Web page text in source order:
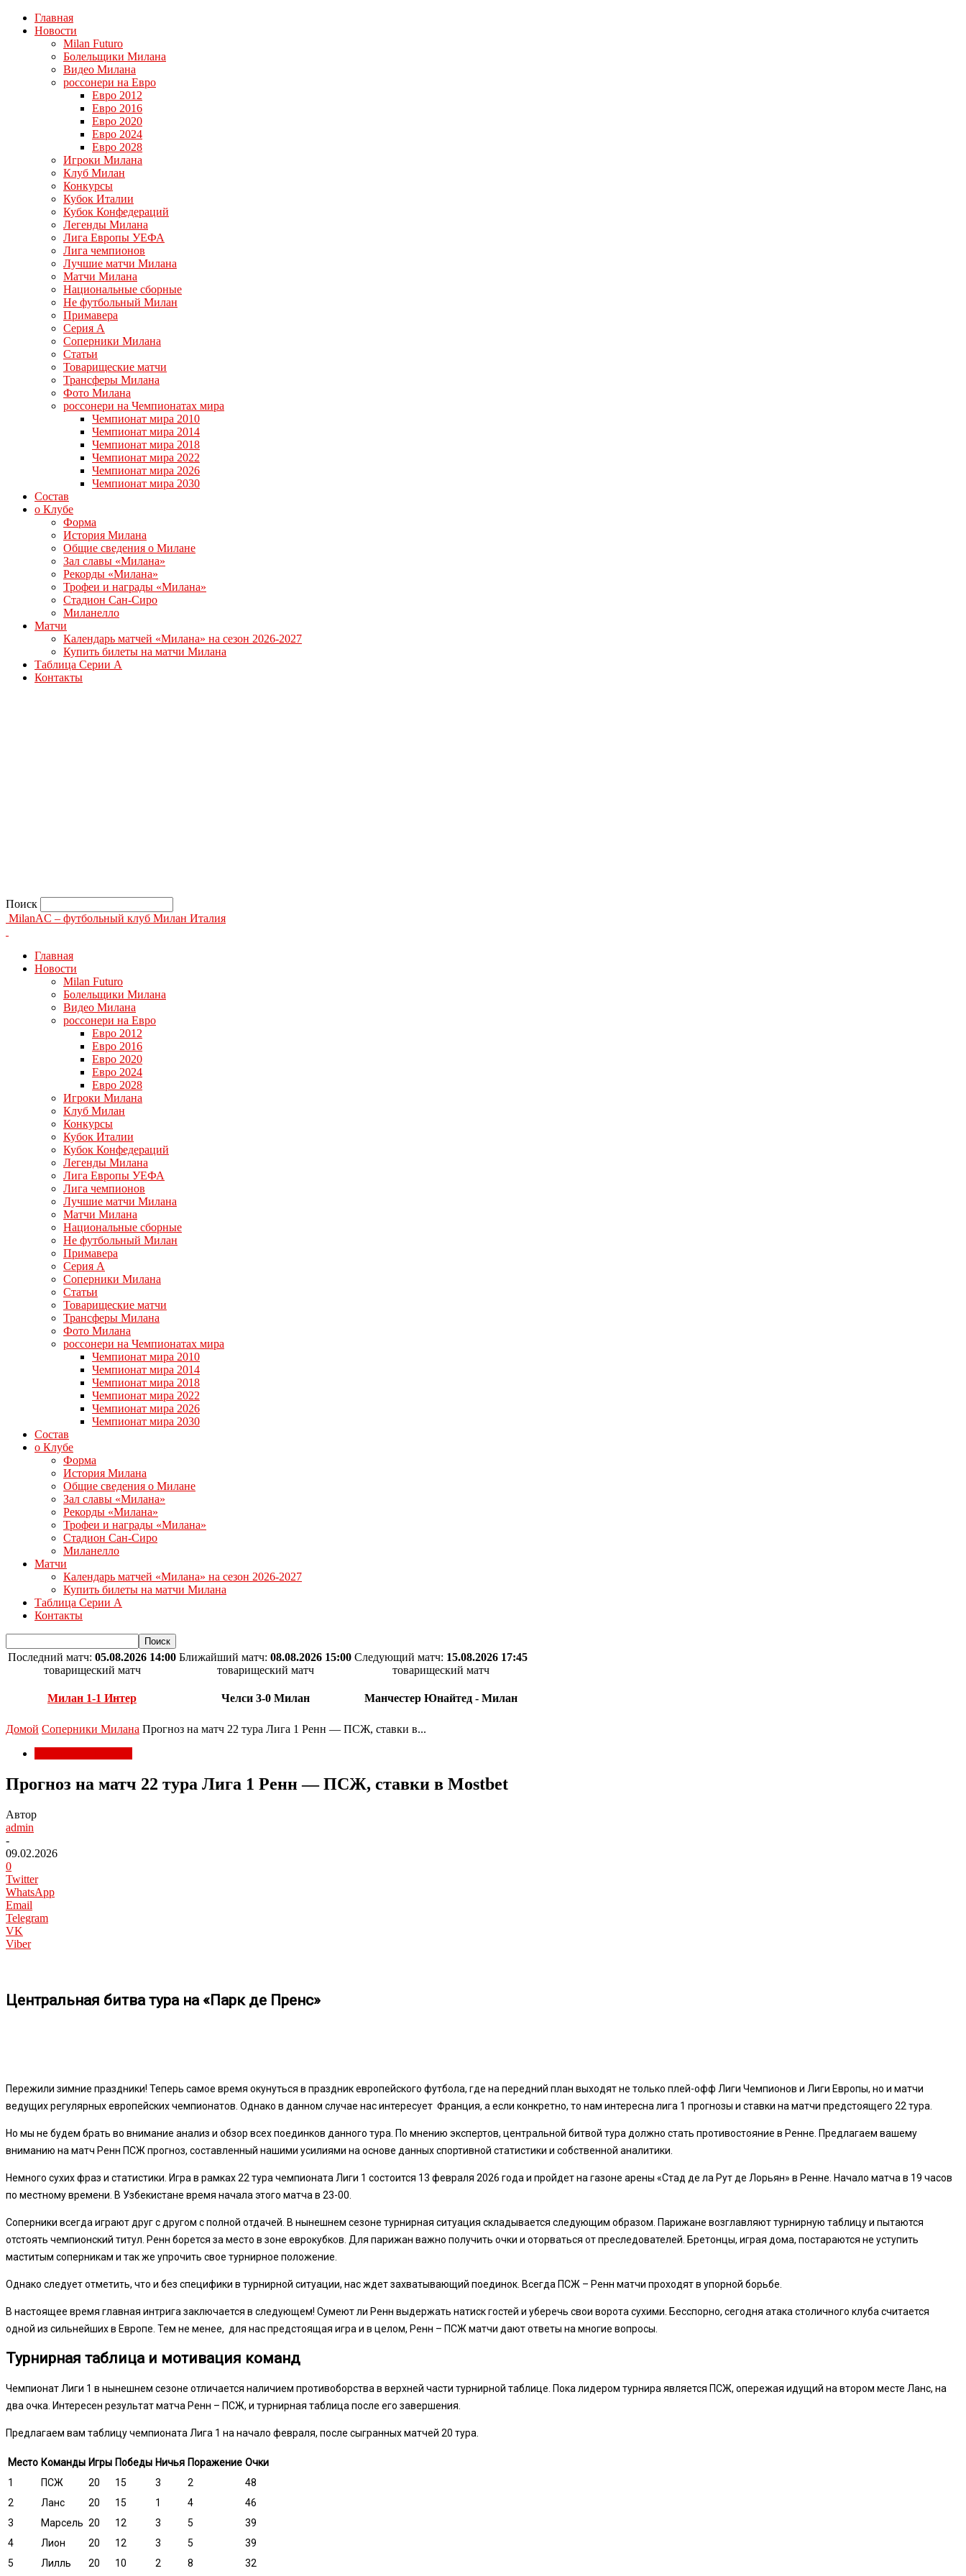
Главная
Новости
Milan Futuro
Болельщики Милана
Видео Милана
россонери на Евро
Евро 2012
Евро 2016
Евро 2020
Евро 2024
Евро 2028
Игроки Милана
Клуб Милан
Конкурсы
Кубок Италии
Кубок Конфедераций
Легенды Милана
Лига Европы УЕФА
Лига чемпионов
Лучшие матчи Милана
Матчи Милана
Национальные сборные
Не футбольный Милан
Примавера
Серия А
Соперники Милана
Статьи
Товарищеские матчи
Трансферы Милана
Фото Милана
россонери на Чемпионатах мира
Чемпионат мира 2010
Чемпионат мира 2014
Чемпионат мира 2018
Чемпионат мира 2022
Чемпионат мира 2026
Чемпионат мира 2030
Состав
о Клубе
Форма
История Милана
Общие сведения о Милане
Зал славы «Милана»
Рекорды «Милана»
Трофеи и награды «Милана»
Стадион Сан-Сиро
Миланелло
Матчи
Календарь матчей «Милана» на сезон 2026-2027
Купить билеты на матчи Милана
Таблица Серии А
Контакты
Поиск
MilanAC – футбольный клуб Милан Италия
Главная
Новости
Milan Futuro
Болельщики Милана
Видео Милана
россонери на Евро
Евро 2012
Евро 2016
Евро 2020
Евро 2024
Евро 2028
Игроки Милана
Клуб Милан
Конкурсы
Кубок Италии
Кубок Конфедераций
Легенды Милана
Лига Европы УЕФА
Лига чемпионов
Лучшие матчи Милана
Матчи Милана
Национальные сборные
Не футбольный Милан
Примавера
Серия А
Соперники Милана
Статьи
Товарищеские матчи
Трансферы Милана
Фото Милана
россонери на Чемпионатах мира
Чемпионат мира 2010
Чемпионат мира 2014
Чемпионат мира 2018
Чемпионат мира 2022
Чемпионат мира 2026
Чемпионат мира 2030
Состав
о Клубе
Форма
История Милана
Общие сведения о Милане
Зал славы «Милана»
Рекорды «Милана»
Трофеи и награды «Милана»
Стадион Сан-Сиро
Миланелло
Матчи
Календарь матчей «Милана» на сезон 2026-2027
Купить билеты на матчи Милана
Таблица Серии А
Контакты
Последний матч: 05.08.2026 14:00
товарищеский матч
Милан 1-1 Интер
Ближайший матч: 08.08.2026 15:00
товарищеский матч
Челси 3-0 Милан
Следующий матч: 15.08.2026 17:45
товарищеский матч
Манчестер Юнайтед - Милан
Домой Соперники Милана Прогноз на матч 22 тура Лига 1 Ренн — ПСЖ, ставки в...
Прогноз на матч 22 тура Лига 1 Ренн — ПСЖ, ставки в Mostbet
Автор
admin
-
09.02.2026
0
Twitter
WhatsApp
Email
Telegram
VK
Viber
Центральная битва тура на «Парк де Пренс»
Пережили зимние праздники! Теперь самое время окунуться в праздник европейского футбола, где на передний план выходят не только плей-офф Лиги Чемпионов и Лиги Европы, но и матчи
ведущих регулярных европейских чемпионатов. Однако в данном случае нас интересует Франция, а если конкретно, то нам интересна лига 1 прогнозы и ставки на матчи предстоящего 22 тура.
Но мы не будем брать во внимание анализ и обзор всех поединков данного тура. По мнению экспертов, центральной битвой тура должно стать противостояние в Ренне. Предлагаем вашему
вниманию на матч Ренн ПСЖ прогноз, составленный нашими усилиями на основе данных спортивной статистики и собственной аналитики.
Немного сухих фраз и статистики. Игра в рамках 22 тура чемпионата Лиги 1 состоится 13 февраля 2026 года и пройдет на газоне арены «Стад де ла Рут де Лорьян» в Ренне. Начало матча в 19 часов
по местному времени. В Узбекистане время начала этого матча в 23-00.
Соперники всегда играют друг с другом с полной отдачей. В нынешнем сезоне турнирная ситуация складывается следующим образом. Парижане возглавляют турнирную таблицу и пытаются
отстоять чемпионский титул. Ренн борется за место в зоне еврокубков. Для парижан важно получить очки и оторваться от преследователей. Бретонцы, играя дома, постараются не уступить
маститым соперникам и так же упрочить свое турнирное положение.
Однако следует отметить, что и без специфики в турнирной ситуации, нас ждет захватывающий поединок. Всегда ПСЖ – Ренн матчи проходят в упорной борьбе.
В настоящее время главная интрига заключается в следующем! Сумеют ли Ренн выдержать натиск гостей и уберечь свои ворота сухими. Бесспорно, сегодня атака столичного клуба считается
одной из сильнейших в Европе. Тем не менее, для нас предстоящая игра и в целом, Ренн – ПСЖ матчи дают ответы на многие вопросы.
Турнирная таблица и мотивация команд
Чемпионат Лиги 1 в нынешнем сезоне отличается наличием противоборства в верхней части турнирной таблице. Пока лидером турнира является ПСЖ, опережая идущий на втором месте Ланс, на
два очка. Интересен результат матча Ренн – ПСЖ, и турнирная таблица после его завершения.
Предлагаем вам таблицу чемпионата Лига 1 на начало февраля, после сыгранных матчей 20 тура.
Место Команды Игры Победы Ничья Поражение Очки
1
ПСЖ 20 15 3 2
48
2
Ланс 20 15 1 4
46
3
Марсель 20 12 3 5
39
4
Лион 20 12 3 5
39
5
Лилль 20 10 2 8 32